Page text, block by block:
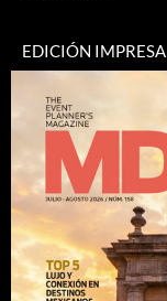
EDICIÓN IMPRESA